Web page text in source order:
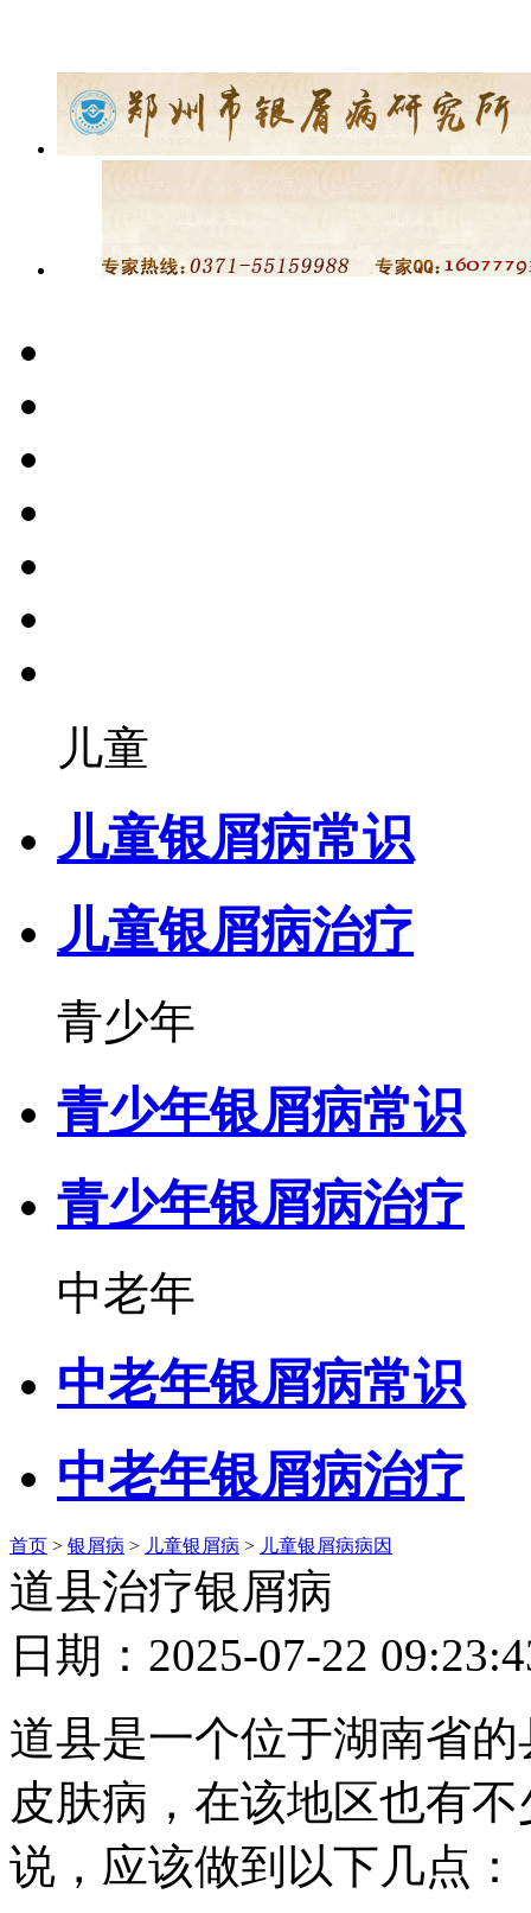
儿童
儿童银屑病常识
儿童银屑病治疗
青少年
青少年银屑病常识
青少年银屑病治疗
中老年
中老年银屑病常识
中老年银屑病治疗
首页 > 银屑病 > 儿童银屑病 > 儿童银屑病病因
道县治疗银屑病
日期：2025-07-22
道县是一个位于湖南省
皮肤病，在该地区也有
说，应该做到以下几点：